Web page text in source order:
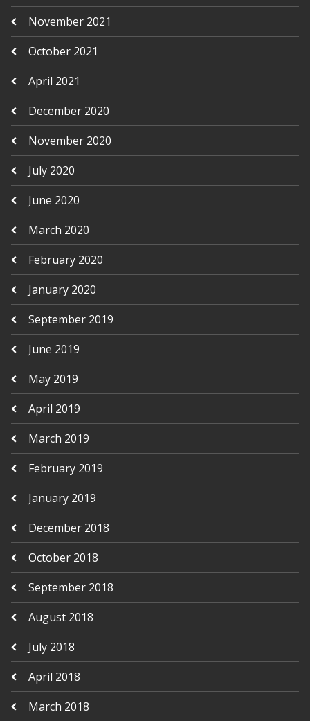
November 2021
October 2021
April 2021
December 2020
November 2020
July 2020
June 2020
March 2020
February 2020
January 2020
September 2019
June 2019
May 2019
April 2019
March 2019
February 2019
January 2019
December 2018
October 2018
September 2018
August 2018
July 2018
April 2018
March 2018